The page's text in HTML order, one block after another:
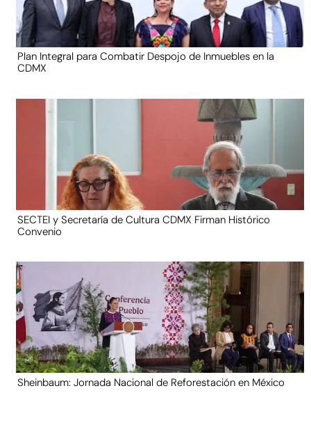
Plan Integral para Combatir Despojo de Inmuebles en la
CDMX
SECTEI y Secretaría de Cultura CDMX Firman Histórico
Convenio
Sheinbaum: Jornada Nacional de Reforestación en México